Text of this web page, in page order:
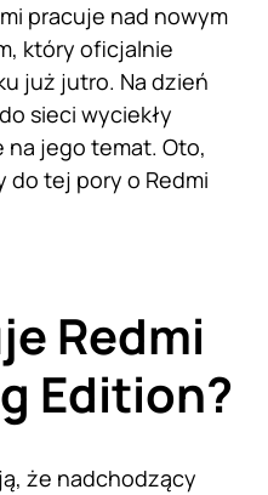
pracuje nad nowym
który oficjalnie
już jutro. Na dzień
sieci wyciekły
jego temat. Oto,
do tej pory o Redmi
Redmi
Edition?
że nadchodzący